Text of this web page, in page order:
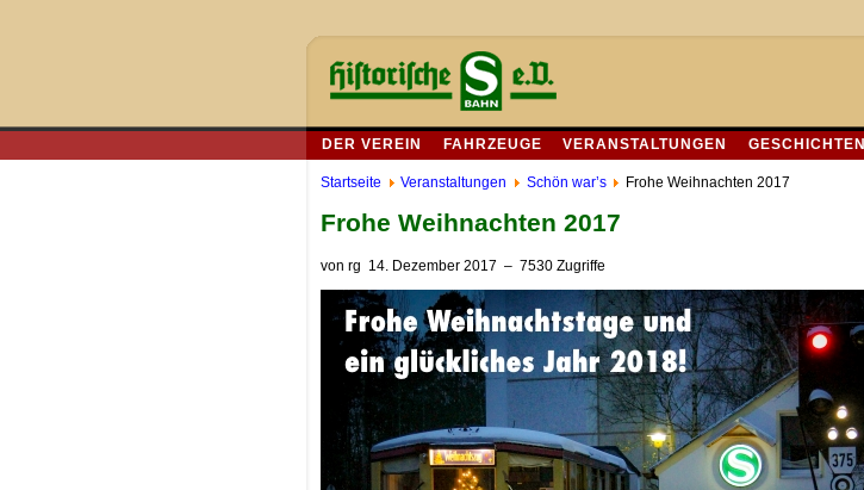
DER VEREIN FAHRZEUGE VERANSTALTUNGEN GESCHICHTEN
Startseite Veranstaltungen Schön war’s Frohe Weihnachten 2017
Frohe Weihnachten 2017
von rg 14. Dezember 2017 – 7530 Zugriffe